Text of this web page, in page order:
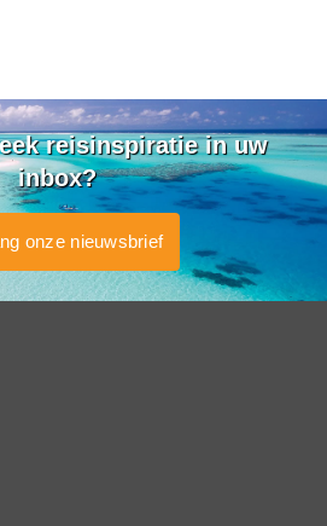
reisinspiratie in uw
inbox?
onze nieuwsbrief